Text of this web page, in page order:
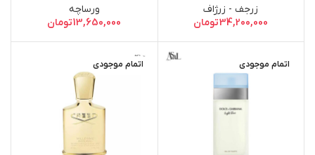
زرجف - زرژاف
34,200,000تومان
ورساچه
13,650,000تومان
اتمام موجودی اتمام موجودی